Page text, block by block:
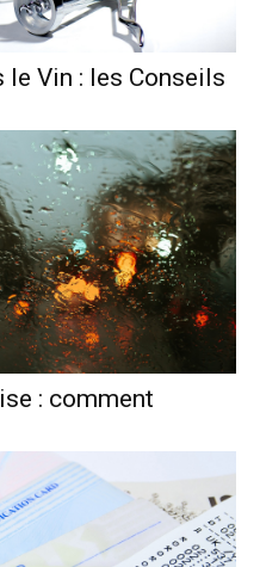
le Vin : les Conseils
: comment